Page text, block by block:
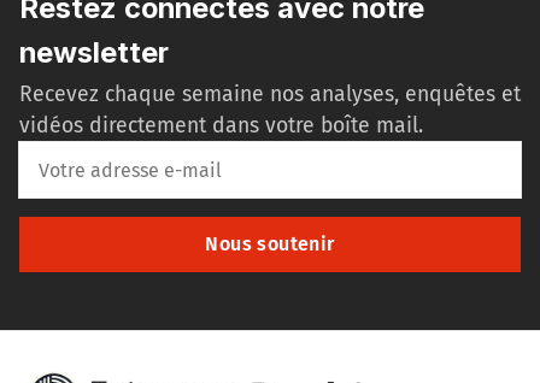
Restez connectés avec notre
newsletter
Recevez chaque semaine nos analyses, enquêtes et
vidéos directement dans votre boîte mail.
Nous soutenir